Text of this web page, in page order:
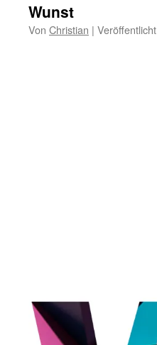
Wunst
Von Christian | Veröffentlicht